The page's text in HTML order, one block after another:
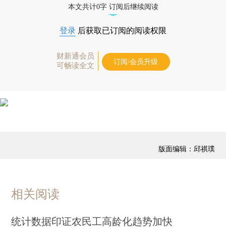
本文共计0字 订阅后继续阅读
登录 后获取已订阅的阅读权限
财新通会员
可畅读全文
订阅/会员升级
版面编辑：邱祺璞
相关阅读
统计数据印证农民工高龄化趋势加快